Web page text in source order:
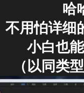
哈
不用怕详细
小白也
（以同类